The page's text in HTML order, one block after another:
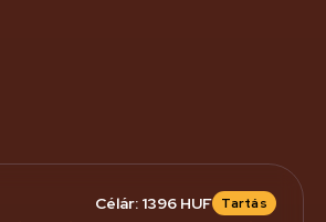
Célár: 1396 HUF Tartás